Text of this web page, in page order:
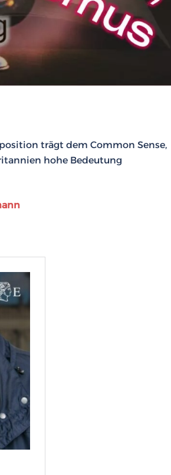
trägt dem Common Sense,
hohe Bedeutung